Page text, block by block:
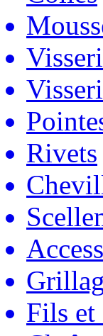
Rivets
Fils et